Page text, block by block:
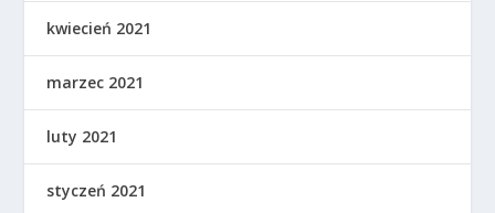
kwiecień 2021
marzec 2021
luty 2021
styczeń 2021